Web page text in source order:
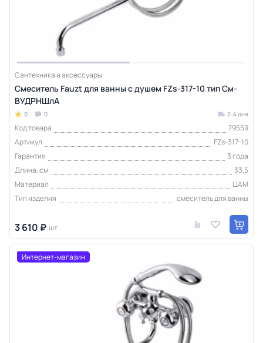
Сантехника и аксессуары
Смеситель Fauzt для ванны с душем FZs-317-10 тип См-
ВУДРНШлА
0 0 2-4 дня
Код товара
79559
Артикул
FZs-317-10
Гарантия
3 года
Длина, см
33,5
Материал
ЦАМ
Тип изделия
смеситель для ванны
3 610 ₽ шт
Интернет-магазин